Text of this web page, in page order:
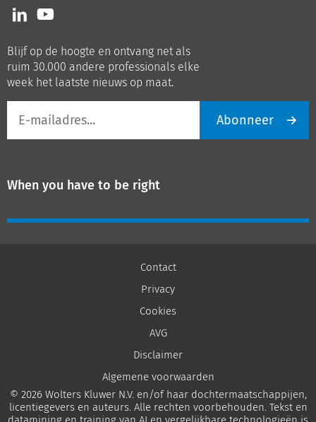
Volg
ons
LinkedIn
Volg
ons
Youtube
Blijf op de hoogte en ontvang net als
ruim 30.000 andere professionals elke
week het laatste nieuws op maat.
mailadres
Abonneer
When you have to be right
Contact
Privacy
Cookies
AVG
Disclaimer
Algemene voorwaarden
© 2026 Wolters Kluwer N.V. en/of haar dochtermaatschappijen,
licentiegevers en auteurs. Alle rechten voorbehouden. Tekst en